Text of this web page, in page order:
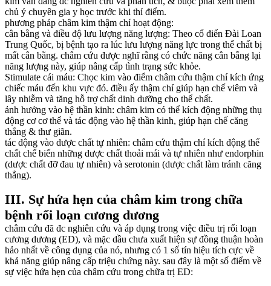
chủ ý chuyên gia y học trước khi thí điểm.
phương pháp châm kim thậm chí hoạt động:
cân bằng và điều độ lưu lượng năng lượng: Theo cổ điển Đài Loan
Trung Quốc, bị bệnh tạo ra lúc lưu lượng năng lực trong thể chất bị
mất cân bằng. châm cứu được nghĩ rằng có chức năng cân bằng lại
năng lượng này, giúp nâng cấp tình trạng sức khỏe.
Stimulate cái máu: Chọc kim vào điểm châm cứu thậm chí kích ứng
chiếc máu đến khu vực đó. điều ấy thậm chí giúp hạn chế viêm và
lây nhiễm và tăng hỗ trợ chất dinh dưỡng cho thể chất.
ảnh hưởng vào hệ thần kinh: châm kim có thể kích động những thụ
động cơ cơ thể và tác động vào hệ thần kinh, giúp hạn chế căng
thẳng & thư giãn.
tác động vào dược chất tự nhiên: châm cứu thậm chí kích động thể
chất chế biến những dược chất thoải mái và tự nhiên như endorphin
(dược chất đỡ đau tự nhiên) và serotonin (dược chất làm tránh căng
thẳng).
III. Sự hứa hẹn của châm kim trong chữa
bệnh rối loạn cương dương
châm cứu đã đc nghiên cứu và áp dụng trong việc điều trị rối loạn
cương dương (ED), và mặc dầu chưa xuất hiện sự đồng thuận hoàn
hảo nhất về công dụng của nó, nhưng có 1 số tín hiệu tích cực về
khả năng giúp nâng cấp triệu chứng này. sau đây là một số điểm về
sự việc hứa hẹn của châm cứu trong chữa trị ED: